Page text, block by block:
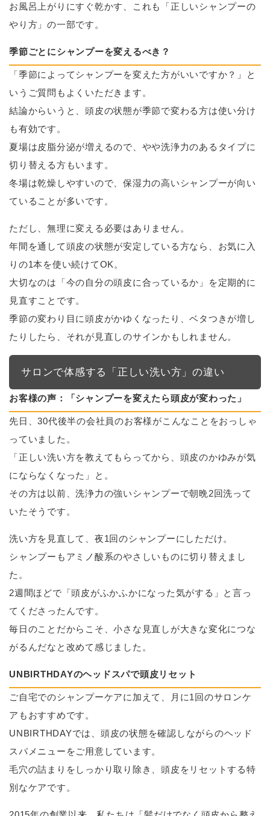
お風呂上がりにすぐ乾かす、これも「正しいシャンプーの
やり方」の一部です。
季節ごとにシャンプーを変えるべき？
「季節によってシャンプーを変えた方がいいですか？」と
いうご質問もよくいただきます。
結論からいうと、頭皮の状態が季節で変わる方は使い分け
も有効です。
夏場は皮脂分泌が増えるので、やや洗浄力のあるタイプに
切り替える方もいます。
冬場は乾燥しやすいので、保湿力の高いシャンプーが向い
ていることが多いです。
ただし、無理に変える必要はありません。
年間を通して頭皮の状態が安定している方なら、お気に入
りの1本を使い続けてOK。
大切なのは「今の自分の頭皮に合っているか」を定期的に
見直すことです。
季節の変わり目に頭皮がかゆくなったり、ベタつきが増し
たりしたら、それが見直しのサインかもしれません。
サロンで体感する「正しい洗い方」の違い
お客様の声：「シャンプーを変えたら頭皮が変わった」
先日、30代後半の会社員のお客様がこんなことをおっしゃ
っていました。
「正しい洗い方を教えてもらってから、頭皮のかゆみが気
にならなくなった」と。
その方は以前、洗浄力の強いシャンプーで朝晩2回洗って
いたそうです。
洗い方を見直して、夜1回のシャンプーにしただけ。
シャンプーもアミノ酸系のやさしいものに切り替えまし
た。
2週間ほどで「頭皮がふかふかになった気がする」と言っ
てくださったんです。
毎日のことだからこそ、小さな見直しが大きな変化につな
がるんだなと改めて感じました。
UNBIRTHDAYのヘッドスパで頭皮リセット
ご自宅でのシャンプーケアに加えて、月に1回のサロンケ
アもおすすめです。
UNBIRTHDAYでは、頭皮の状態を確認しながらのヘッド
スパメニューをご用意しています。
毛穴の詰まりをしっかり取り除き、頭皮をリセットする特
別なケアです。